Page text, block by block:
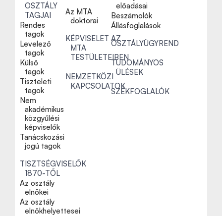
OSZTÁLY
TAGJAI
Rendes
tagok
Levelező
tagok
Külső
tagok
Tiszteleti
tagok
Nem
akadémikus
közgyűlési
képviselők
Tanácskozási
jogú tagok
TISZTSÉGVISELŐK
1870-TŐL
Az osztály
elnökei
Az osztály
elnökhelyettesei
Az MTA
doktorai
KÉPVISELET AZ
MTA
TESTÜLETEIBEN
NEMZETKÖZI
KAPCSOLATOK
előadásai
Beszámolók
Állásfoglalások
OSZTÁLYÜGYREND
TUDOMÁNYOS
ÜLÉSEK
SZÉKFOGLALÓK